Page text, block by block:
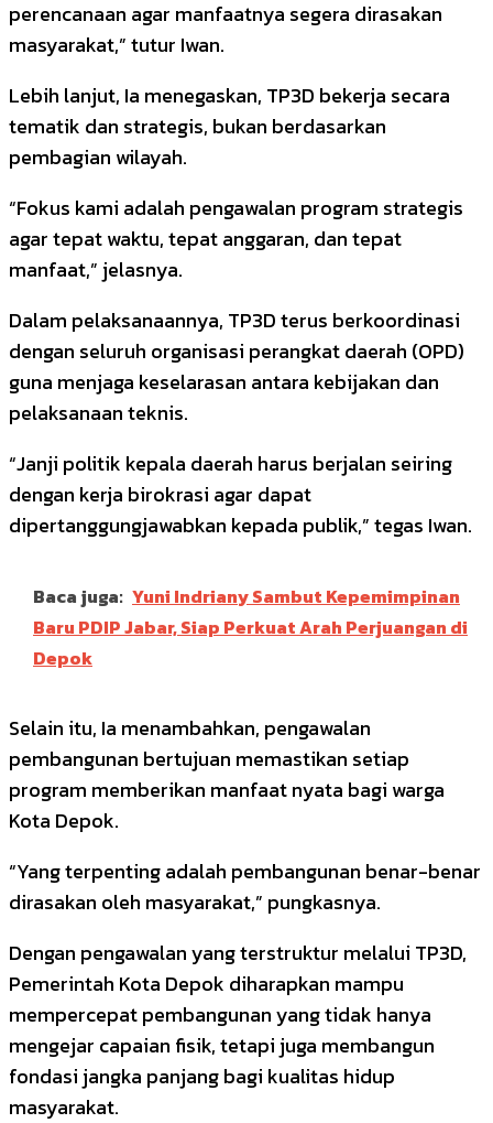
perencanaan agar manfaatnya segera dirasakan
masyarakat,” tutur Iwan.
Lebih lanjut, Ia menegaskan, TP3D bekerja secara
tematik dan strategis, bukan berdasarkan
pembagian wilayah.
“Fokus kami adalah pengawalan program strategis
agar tepat waktu, tepat anggaran, dan tepat
manfaat,” jelasnya.
Dalam pelaksanaannya, TP3D terus berkoordinasi
dengan seluruh organisasi perangkat daerah (OPD)
guna menjaga keselarasan antara kebijakan dan
pelaksanaan teknis.
“Janji politik kepala daerah harus berjalan seiring
dengan kerja birokrasi agar dapat
dipertanggungjawabkan kepada publik,” tegas Iwan.
Baca juga: Yuni Indriany Sambut Kepemimpinan
Baru PDIP Jabar, Siap Perkuat Arah Perjuangan di
Depok
Selain itu, Ia menambahkan, pengawalan
pembangunan bertujuan memastikan setiap
program memberikan manfaat nyata bagi warga
Kota Depok.
“Yang terpenting adalah pembangunan benar-benar
dirasakan oleh masyarakat,” pungkasnya.
Dengan pengawalan yang terstruktur melalui TP3D,
Pemerintah Kota Depok diharapkan mampu
mempercepat pembangunan yang tidak hanya
mengejar capaian fisik, tetapi juga membangun
fondasi jangka panjang bagi kualitas hidup
masyarakat.